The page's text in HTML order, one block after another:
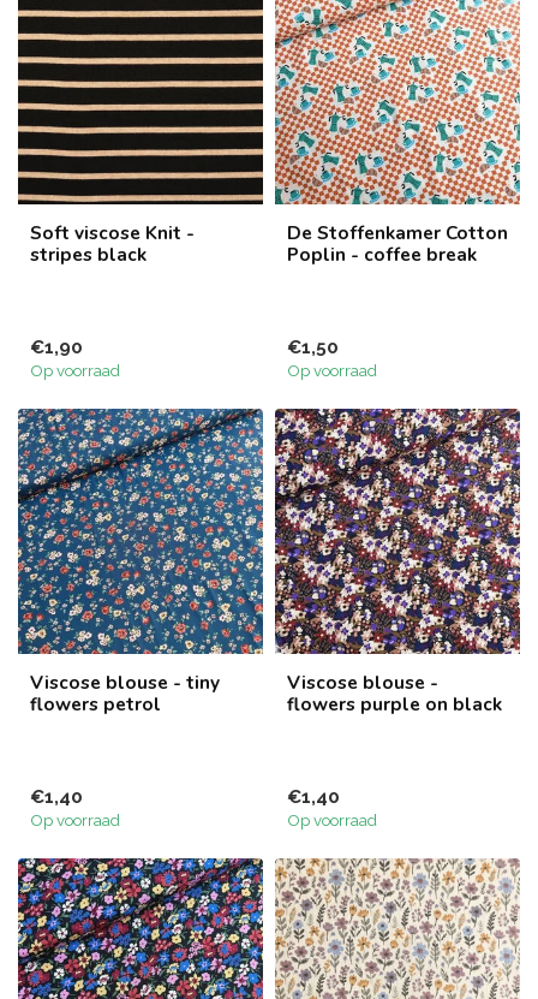
Soft viscose Knit -
stripes black
€1,90
Op voorraad
De Stoffenkamer Cotton
Poplin - coffee break
€1,50
Op voorraad
Viscose blouse - tiny
flowers petrol
€1,40
Op voorraad
Viscose blouse -
flowers purple on black
€1,40
Op voorraad